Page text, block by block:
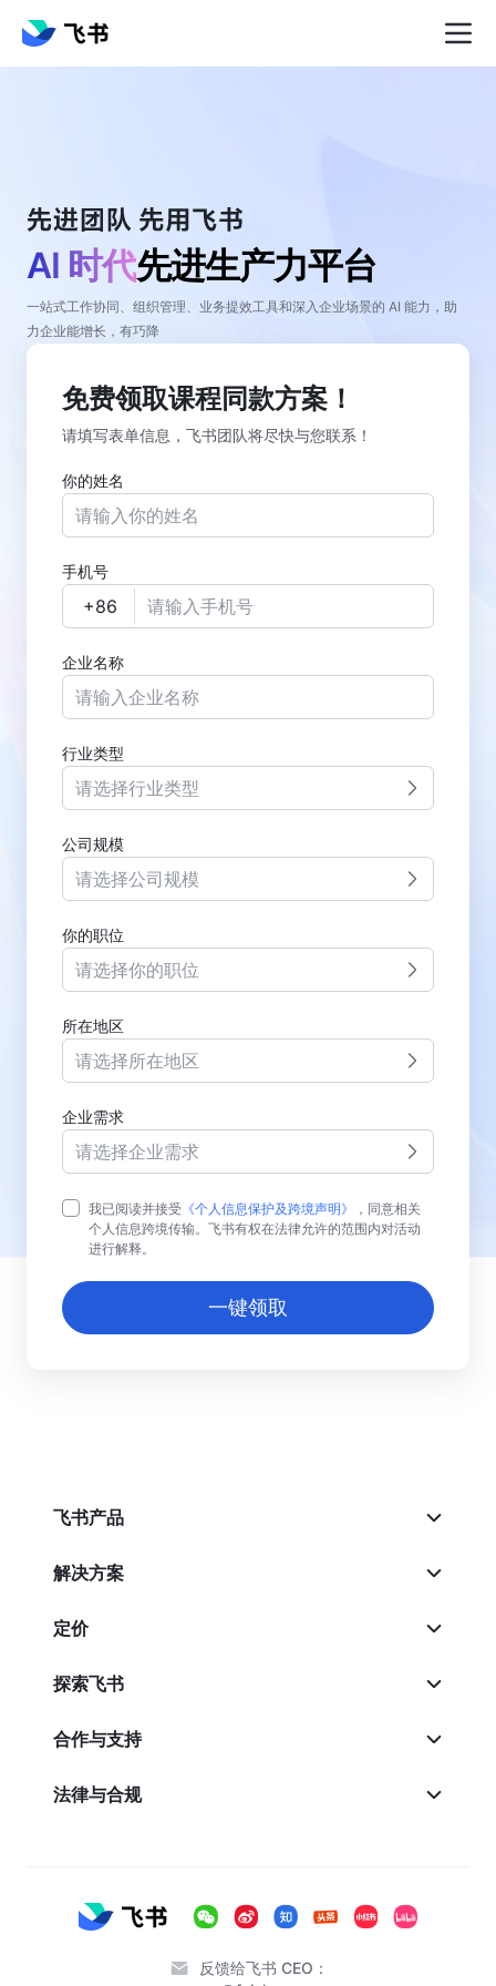
AI 时代先进生产力平台
一站式工作协同、组织管理、业务提效工具和深入企业场景的 AI 能力，助
力企业能增长，有巧降
免费领取课程同款方案！
请填写表单信息，飞书团队将尽快与您联系！
你的姓名
手机号
企业名称
行业类型
请选择行业类型
公司规模
请选择公司规模
你的职位
请选择你的职位
所在地区
请选择所在地区
企业需求
请选择企业需求
我已阅读并接受 《个人信息保护及跨境声明》
，同意相关
个人信息跨境传输。飞书有权在法律允许的范围内对活动
进行解释。
一键领取
飞书产品
解决方案
定价
探索飞书
合作与支持
法律与合规
反馈给飞书 CEO：